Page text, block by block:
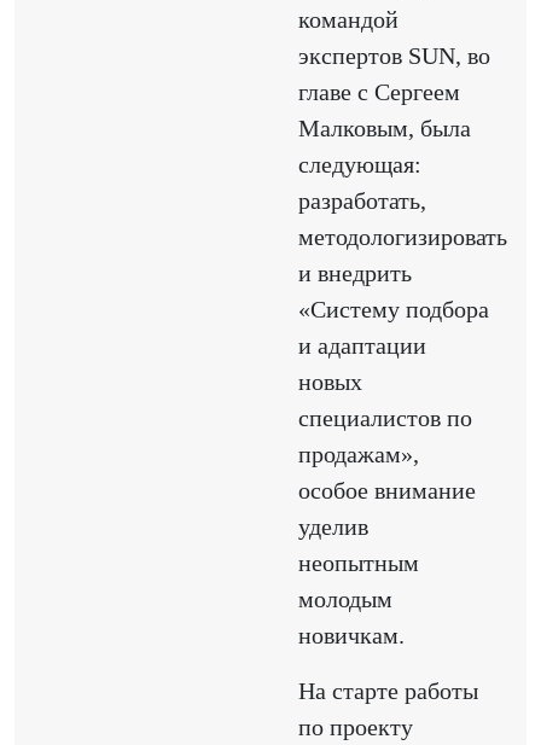
командой
экспертов SUN, во
главе с Сергеем
Малковым, была
следующая:
разработать,
методологизировать
и внедрить
«Систему подбора
и адаптации
новых
специалистов по
продажам»,
особое внимание
уделив
неопытным
молодым
новичкам.
На старте работы
по проекту